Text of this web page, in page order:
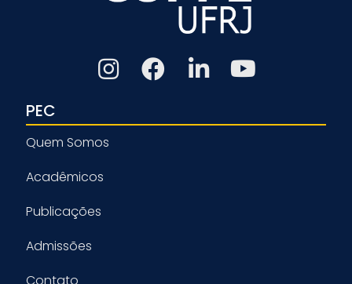
PEC
Quem Somos
Acadêmicos
Publicações
Admissões